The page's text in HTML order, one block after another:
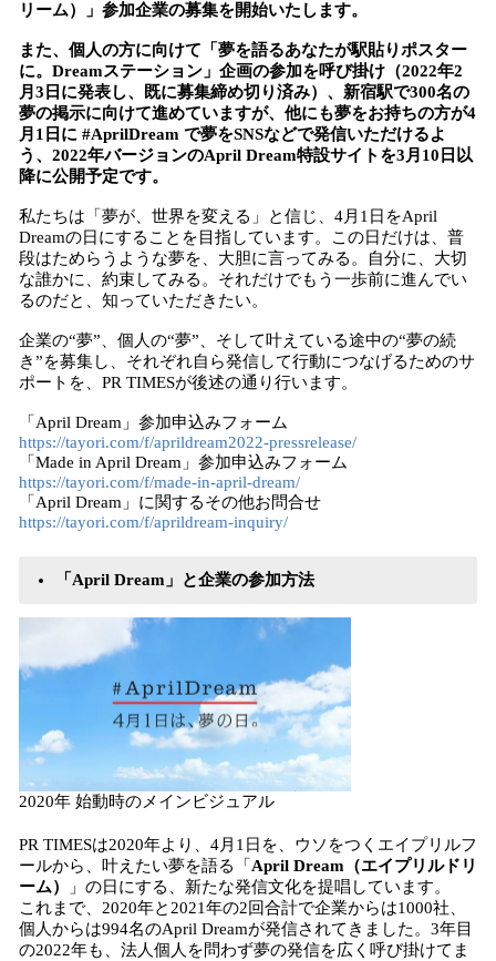
リーム）」参加企業の募集を開始いたします。
また、個人の方に向けて「夢を語るあなたが駅貼りポスター
に。Dreamステーション」企画の参加を呼び掛け（2022年2
月3日に発表し、既に募集締め切り済み）、新宿駅で300名の
夢の掲示に向けて進めていますが、他にも夢をお持ちの方が4
月1日に #AprilDream で夢をSNSなどで発信いただけるよ
う、2022年バージョンのApril Dream特設サイトを3月10日以
降に公開予定です。
私たちは「夢が、世界を変える」と信じ、4月1日をApril
Dreamの日にすることを目指しています。この日だけは、普
段はためらうような夢を、大胆に言ってみる。自分に、大切
な誰かに、約束してみる。それだけでもう一歩前に進んでい
るのだと、知っていただきたい。
企業の“夢”、個人の“夢”、そして叶えている途中の“夢の続
き”を募集し、それぞれ自ら発信して行動につなげるためのサ
ポートを、PR TIMESが後述の通り行います。
「April Dream」参加申込みフォーム
https://tayori.com/f/aprildream2022-pressrelease/
「Made in April Dream」参加申込みフォーム
https://tayori.com/f/made-in-april-dream/
「April Dream」に関するその他お問合せ
https://tayori.com/f/aprildream-inquiry/
「April Dream」と企業の参加方法
2020年 始動時のメインビジュアル
PR TIMESは2020年より、4月1日を、ウソをつくエイプリルフ
ールから、叶えたい夢を語る「 April Dream（エイプリルドリ
ーム）
」の日にする、新たな発信文化を提唱しています。
これまで、2020年と2021年の2回合計で企業からは1000社、
個人からは994名のApril Dreamが発信されてきました。3年目
の2022年も、法人個人を問わず夢の発信を広く呼び掛けてま